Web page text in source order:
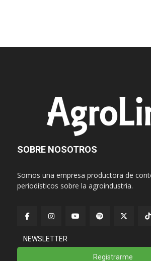
SOBRE NOSOTROS
Somos una empresa productora de
periodísticos sobre la agroindustria.
NEWSLETTER
Registrarme